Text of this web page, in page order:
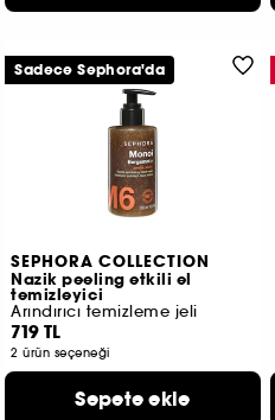
SEPHORA COLLECTION
Nazik peeling etkili el
temizleyici
Arındırıcı temizleme jeli
719 TL
2 ürün seçeneği
Sepete ekle
Sadece Sephora'da